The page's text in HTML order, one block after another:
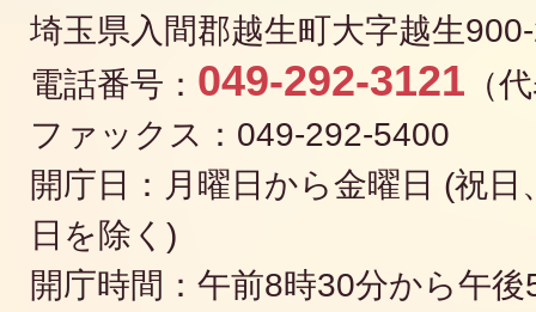
埼玉県入間郡越生町大字越生
電話番号： 049-292-3121 （
ファックス：049-292-5400
開庁日：月曜日から金曜日 (祝
日を除く)
開庁時間：午前8時30分から午